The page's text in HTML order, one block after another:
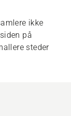
ikke
på
steder